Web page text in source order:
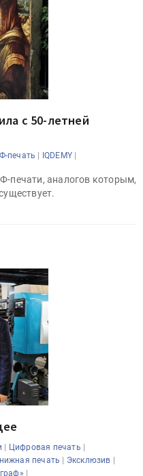
с 50-летней
печать | IQDEMY |
печати, аналогов которым,
| Цифровая печать |
печать | Эксклюзив |
|